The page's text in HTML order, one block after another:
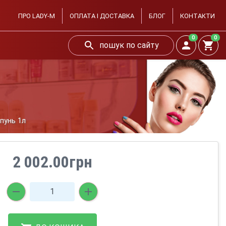
ПРО LADY-M ОПЛАТА І ДОСТАВКА БЛОГ КОНТАКТИ
пошук по сайту
0 0
1л
2 002.00грн